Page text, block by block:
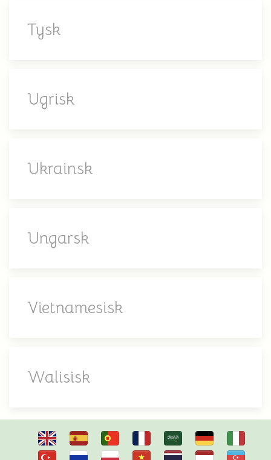
Tysk
Ugrisk
Ukrainsk
Ungarsk
Vietnamesisk
Walisisk